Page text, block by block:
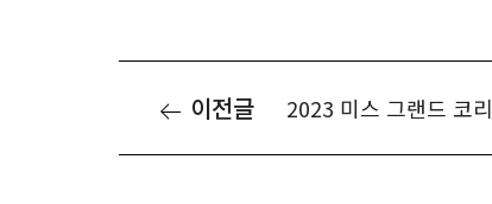
이전글 2023 미스 그랜드 코